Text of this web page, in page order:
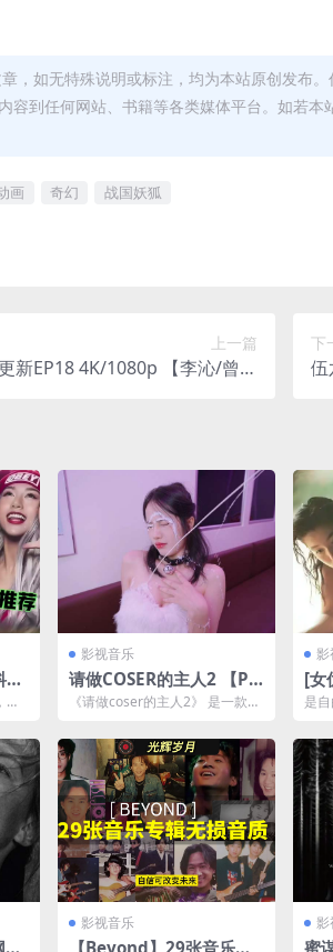
，如无特殊说明或标注，均为本站原创发布
容到任何网站、书籍等各类媒体平台。如若
画 奇幻 战国妖狐
上一篇
新EP18 4K/1080p 【李沁/曾舜
下
伍
给
影视音乐
请做COSER的主人2 【P
C】 官方中文
《请做coser的主人2》 是一款真
主角的世界，在...
影
[女
是
孩
影视音乐
【Beyond】29张音乐专
影
蜜